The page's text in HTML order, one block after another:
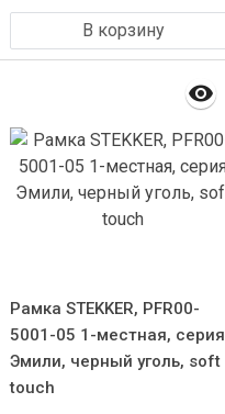
В корзину
Рамка STEKKER, PFR00-
5001-05 1-местная, серия
Эмили, черный уголь, soft
touch